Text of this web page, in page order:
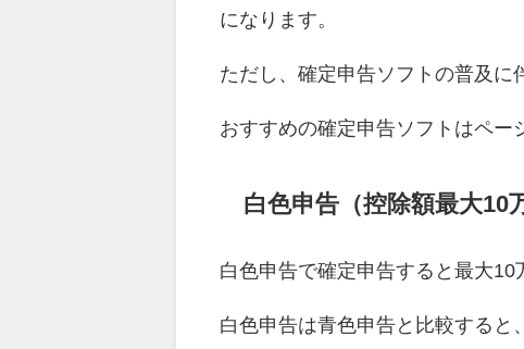
になります。
ただし、確定申告ソフトの普及に
おすすめの確定申告ソフトはペー
白色申告（控除額最大10
白色申告で確定申告すると最大10
白色申告は青色申告と比較する